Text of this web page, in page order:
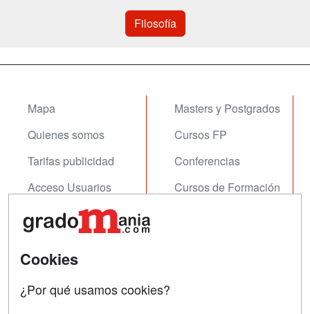
Filosofía
Mapa
Quienes somos
Tarifas publicidad
Acceso Usuarios
Acceso Centros
Masters y Postgrados
Cursos FP
Conferencias
Cursos de Formación
Contactar
Cookies
¿Por qué usamos cookies?